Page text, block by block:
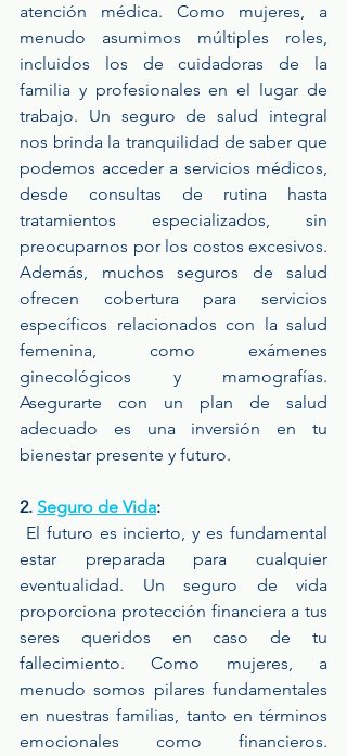
atención médica. Como mujeres, a
menudo asumimos múltiples roles,
incluidos los de cuidadoras de la
familia y profesionales en el lugar de
trabajo. Un seguro de salud integral
nos brinda la tranquilidad de saber que
podemos acceder a servicios médicos,
desde consultas de rutina hasta
tratamientos especializados, sin
preocuparnos por los costos excesivos.
Además, muchos seguros de salud
ofrecen cobertura para servicios
específicos relacionados con la salud
femenina, como exámenes
ginecológicos y mamografías.
Asegurarte con un plan de salud
adecuado es una inversión en tu
bienestar presente y futuro.
2. Seguro de Vida:
estar preparada para cualquier
eventualidad. Un seguro de vida
proporciona protección financiera a tus
seres queridos en caso de tu
fallecimiento. Como mujeres, a
menudo somos pilares fundamentales
en nuestras familias, tanto en términos
emocionales como financieros.